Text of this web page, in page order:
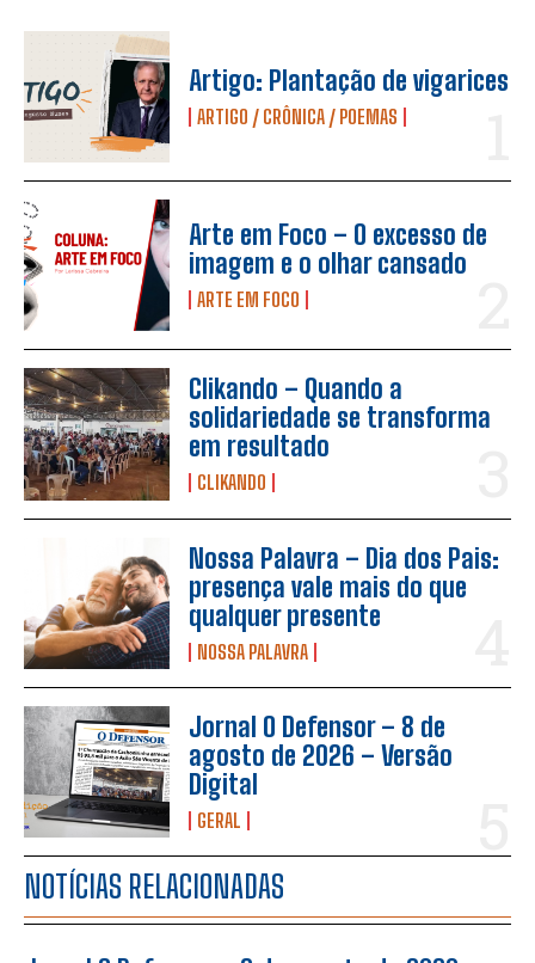
Artigo: Plantação de vigarices
ARTIGO / CRÔNICA / POEMAS
Arte em Foco – O excesso de
imagem e o olhar cansado
ARTE EM FOCO
Clikando – Quando a
solidariedade se transforma
em resultado
CLIKANDO
Nossa Palavra – Dia dos Pais:
presença vale mais do que
qualquer presente
NOSSA PALAVRA
Jornal O Defensor – 8 de
agosto de 2026 – Versão
Digital
GERAL
NOTÍCIAS RELACIONADAS